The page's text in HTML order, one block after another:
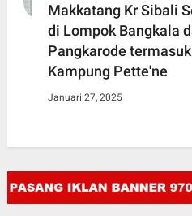
Makkatang Kr Sibali
di Lompok Bangkala
Pangkarode
Kampung Pette'ne
Januari 27, 2025